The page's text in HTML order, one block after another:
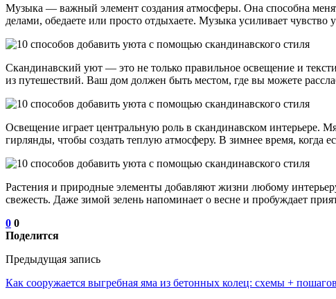
Музыка — важный элемент создания атмосферы. Она способна
делами, обедаете или просто отдыхаете. Музыка усиливает
Скандинавский уют — это не только правильное освещение и
из путешествий. Ваш дом должен быть местом, где вы можете
Освещение играет центральную роль в скандинавском интерьере.
гирлянды, чтобы создать теплую атмосферу. В зимнее время, когда
Растения и природные элементы добавляют жизни любому
свежесть. Даже зимой зелень напоминает о весне и пробуждает
0 0
Поделится
Предыдущая запись
Как сооружается выгребная яма из бетонных колец: схемы +